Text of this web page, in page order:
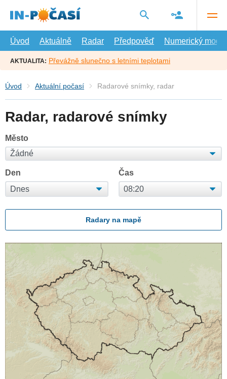
hlavní
Úvod
Aktuálně Radar Předpověď Numerický model
AKTUALITA: Převážně slunečno s letními teplotami
Úvod Aktuální počasí Radarové snímky, radar
Radar, radarové snímky
Město
Den Čas
Radary na mapě